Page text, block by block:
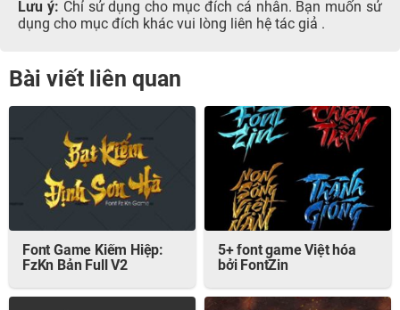
Lưu ý: Chỉ sử dụng cho mục đích cá nhân. Bạn muốn sử
dụng cho mục đích khác vui lòng liên hệ tác giả .
Bài viết liên quan
Font Game Kiếm Hiệp:
FzKn Bản Full V2
5+ font game Việt hóa
bởi FontZin